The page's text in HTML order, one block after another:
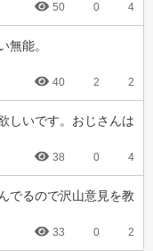
50 0 4
無能。
40 2 2
しいです。おじさんは
38 0 4
でるので沢山意見を教
33 0 2